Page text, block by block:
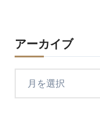
アーカイブ